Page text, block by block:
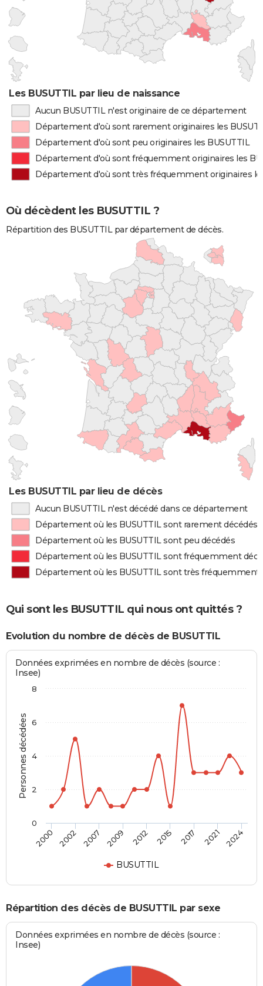
Les BUSUTTIL par lieu de naissance
Aucun BUSUTTIL n'est originaire de ce département
Département d'où sont rarement originaires les
Département d'où sont peu originaires les BUSUTTIL
Département d'où sont fréquemment originaires les
Département d'où sont très fréquemment originaires
Où décèdent les BUSUTTIL ?
Répartition des BUSUTTIL par département de décès.
Les BUSUTTIL par lieu de décès
Aucun BUSUTTIL n'est décédé dans ce département
Département où les BUSUTTIL sont rarement décédés
Département où les BUSUTTIL sont peu décédés
Département où les BUSUTTIL sont fréquemment
Département où les BUSUTTIL sont très fréquemment
Qui sont les BUSUTTIL qui nous ont quittés ?
Evolution du nombre de décès de BUSUTTIL
Personnes décédées
Données exprimées en nombre de décès (source :
Insee)
BUSUTTIL
2000 2002 2007 2009 2012 2015 2017 2021 2024
0
2
4
6
8
Répartition des décès de BUSUTTIL par sexe
Données exprimées en nombre de décès (source :
Insee)